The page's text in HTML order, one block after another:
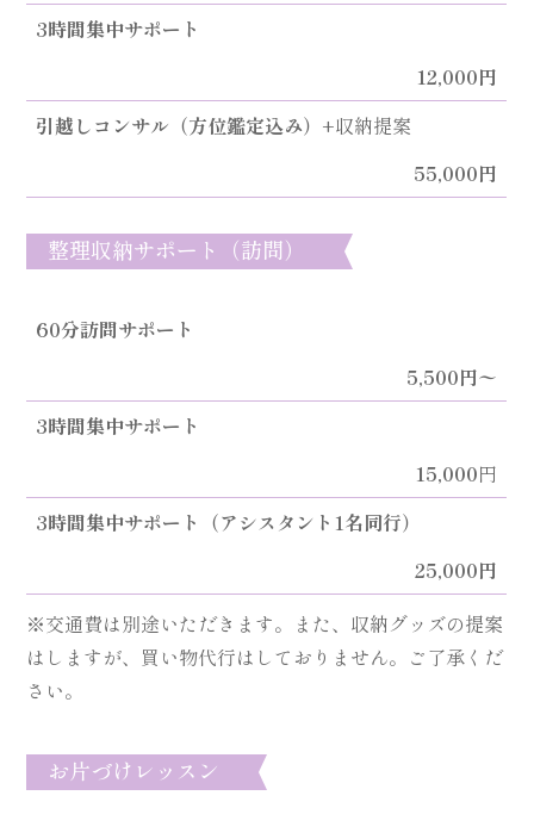
3時間集中サポート
12,000円
引越しコンサル（方位鑑定込み） +収納提案
55,000円
整理収納サポート（訪問）
60分訪問サポート
5,500円〜
3時間集中サポート
15,000円
3時間集中サポート（アシスタント1名同行）
25,000円
※交通費は別途いただきます。また、収納グッズの提案
はしますが、買い物代行はしておりません。ご了承くだ
さい。
お片づけレッスン